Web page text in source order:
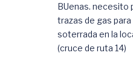
BUenas. necesito
trazas de gas
soterrada en la
(cruce de ruta 14)